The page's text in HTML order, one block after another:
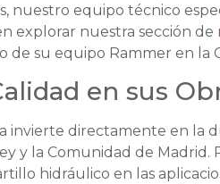
equipo técnico
explorar nuestra sección de
su equipo Rammer en la
en sus
invierte directamente en la
y la Comunidad de Madrid.
hidráulico en las